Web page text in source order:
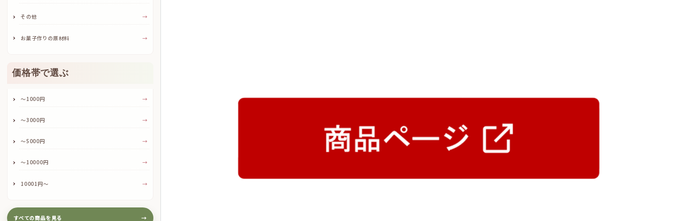
その他 →
お菓子作りの原材料 →
価格帯で選ぶ
～1000円 →
～3000円 →
～5000円 →
～10000円 →
10001円～ →
すべての商品を見る →